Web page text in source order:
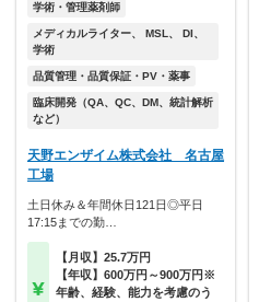
学術・管理薬剤師
メディカルライター、 MSL、 DI、
学術
品質管理・品質保証・PV・薬事
臨床開発（QA、QC、DM、統計解析
など）
天野エンザイム株式会社 名古屋
工場
土日休み＆年間休日121日◎平日
17:15までの勤…
【月収】25.7万円
【年収】600万円～900万円※
年齢、経験、能力を考慮のう